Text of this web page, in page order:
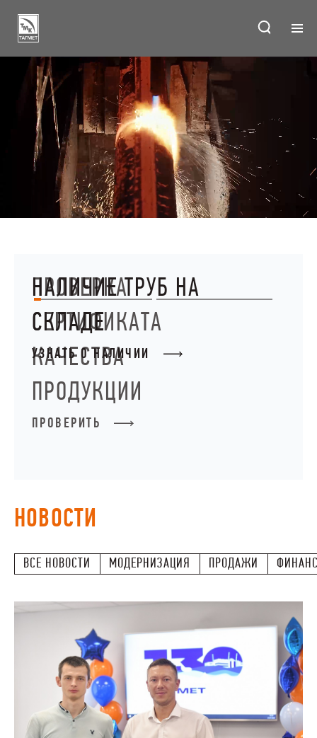
О ПРЕДПРИЯТИИ
ОКРУЖАЮЩАЯ СРЕДА
МЕДИАЦЕНТР
ЗАКУПКИ
ГЛАВНАЯ
ПРЕДПРИЯТИЯ
ПРОИЗВОДСТВО
ПРОДУКЦИЯ
ИНВЕСТОРАМ
ПРОВЕРКА
СЕРТИФИКАТА
КАЧЕСТВА
ПРОДУКЦИИ
ПРОВЕРИТЬ
НОВОСТИ
ВСЕ НОВОСТИ МОДЕРНИЗАЦИЯ ПРОДАЖИ